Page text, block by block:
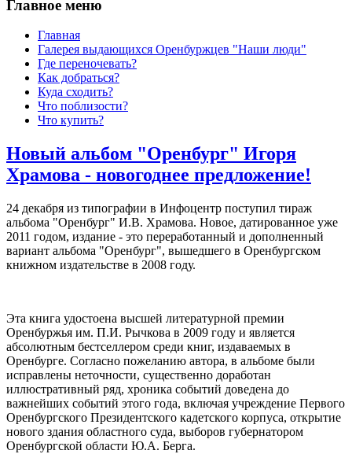
Главное меню
Главная
Галерея выдающихся Оренбуржцев "Наши люди"
Где переночевать?
Как добраться?
Куда сходить?
Что поблизости?
Что купить?
Новый альбом "Оренбург" Игоря
Храмова - новогоднее предложение!
24 декабря из типографии в Инфоцентр поступил тираж
альбома "Оренбург" И.В. Храмова. Новое, датированное уже
2011 годом, издание - это переработанный и дополненный
вариант альбома "Оренбург", вышедшего в Оренбургском
книжном издательстве в 2008 году.
Эта книга удостоена высшей литературной премии
Оренбуржья им. П.И. Рычкова в 2009 году и является
абсолютным бестселлером среди книг, издаваемых в
Оренбурге. Согласно пожеланию автора, в альбоме были
исправлены неточности, существенно доработан
иллюстративный ряд, хроника событий доведена до
важнейших событий этого года, включая учреждение Первого
Оренбургского Президентского кадетского корпуса, открытие
нового здания областного суда, выборов губернатором
Оренбургской области Ю.А. Берга.